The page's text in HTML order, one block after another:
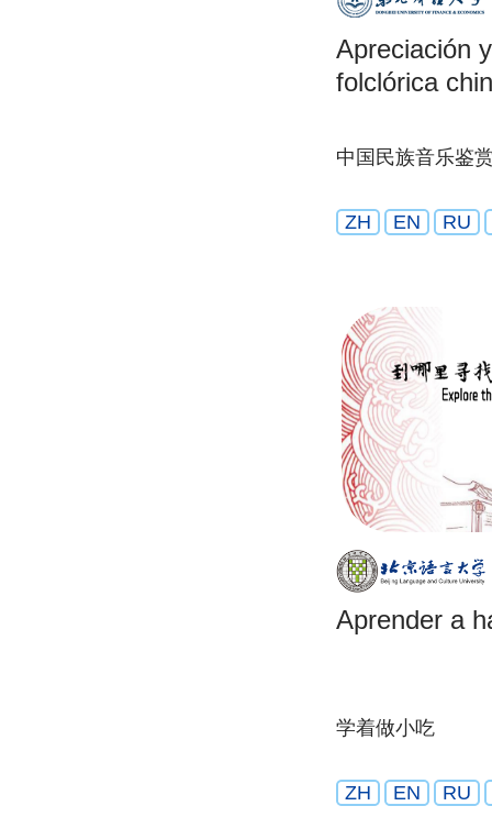
Apreciación
folclórica
中国民族音乐鉴
ZH EN RU
Aprender a
学着做小吃
ZH EN RU